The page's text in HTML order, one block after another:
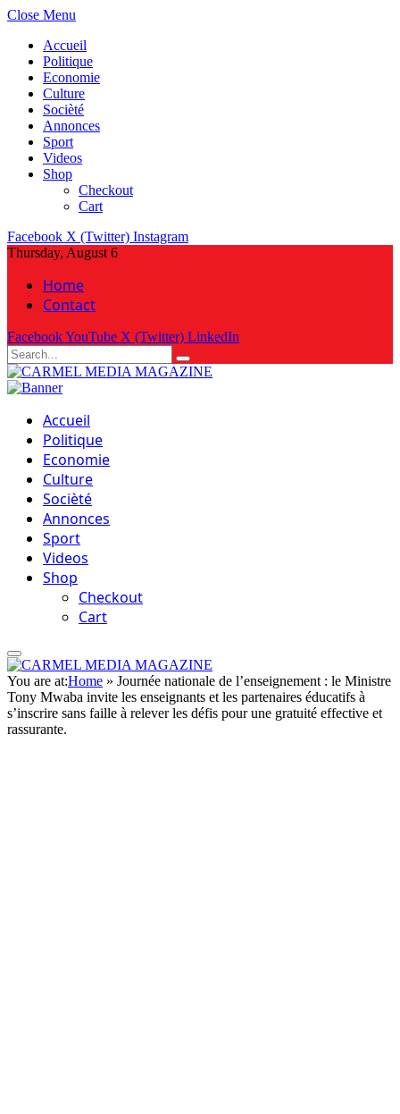
Close Menu
Accueil
Politique
Economie
Culture
Socièté
Annonces
Sport
Videos
Shop
Checkout
Cart
Facebook X (Twitter) Instagram
Thursday, August 6
Home
Contact
FacebookYouTube X (Twitter) LinkedIn
Accueil
Politique
Economie
Culture
Socièté
Annonces
Sport
Videos
Shop
Checkout
Cart
You are at:Home » Journée nationale de l’enseignement : le Ministre
Tony Mwaba invite les enseignants et les partenaires éducatifs à
s’inscrire sans faille à relever les défis pour une gratuité effective et
rassurante.